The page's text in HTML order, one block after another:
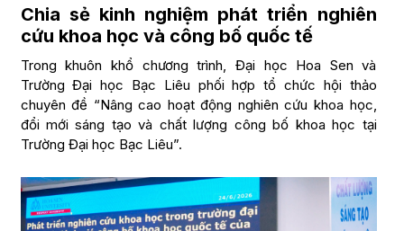
Chia sẻ kinh nghiệm phát triển nghiên
cứu khoa học và công bố quốc tế
Trong khuôn khổ chương trình, Đại học Hoa Sen và
Trường Đại học Bạc Liêu phối hợp tổ chức hội thảo
chuyên đề “Nâng cao hoạt động nghiên cứu khoa học,
đổi mới sáng tạo và chất lượng công bố khoa học tại
Trường Đại học Bạc Liêu”.